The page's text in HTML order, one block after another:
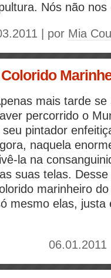
Nós não nos
| por Mia
mais tarde
percorrido o
seu pintador
naquela
la na
suas telas.
marinheiro
mesmo elas,